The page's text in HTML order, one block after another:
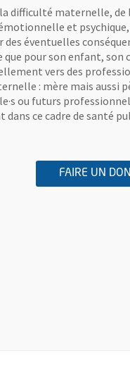
difficulté maternelle,
et
éventuelles
pour son enfant,
vers des
: mère mais aussi
ou futurs
ce cadre de santé
FAIRE UN